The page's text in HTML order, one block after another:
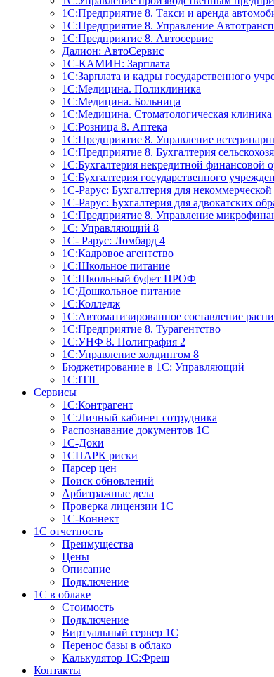
1C:Предприятие 8. Такси и аренда
1С:Предприятие 8. Управление
1C:Предприятие 8. Автосервис
Далион: АвтоСервис
1С-КАМИН: Зарплата
1С:Зарплата и кадры государственного
1С:Медицина. Поликлиника
1С:Медицина. Больница
1С:Медицина. Стоматологическая клиника
1С:Розница 8. Аптека
1C:Предприятие 8. Управление
1С:Предприятие 8. Бухгалтерия
1C:Бухгалтерия некредитной финансовой
1С:Бухгалтерия государственного
1С-Рарус: Бухгалтерия для
1С-Рарус: Бухгалтерия для адвокатских
1С:Предприятие 8. Управление
1С: Управляющий 8
1С- Рарус: Ломбард 4
1С:Кадровое агентство
1С:Школьное питание
1С:Школьный буфет ПРОФ
1C:Дошкольное питание
1С:Колледж
1С:Автоматизированное составление
1С:Предприятие 8. Турагентство
1С:УНФ 8. Полиграфия 2
1С:Управление холдингом 8
Бюджетирование в 1С: Управляющий
1С:ITIL
Сервисы
1C:Контрагент
1С:Личный кабинет сотрудника
Распознавание документов 1С
1С-Доки
1CПАРК риски
Парсер цен
Поиск обновлений
Арбитражные дела
Проверка лицензии 1С
1С-Коннект
1C отчетность
Преимущества
Цены
Описание
Подключение
1С в облаке
Стоимость
Подключение
Виртуальный сервер 1С
Перенос базы в облако
Калькулятор 1С:Фреш
Контакты